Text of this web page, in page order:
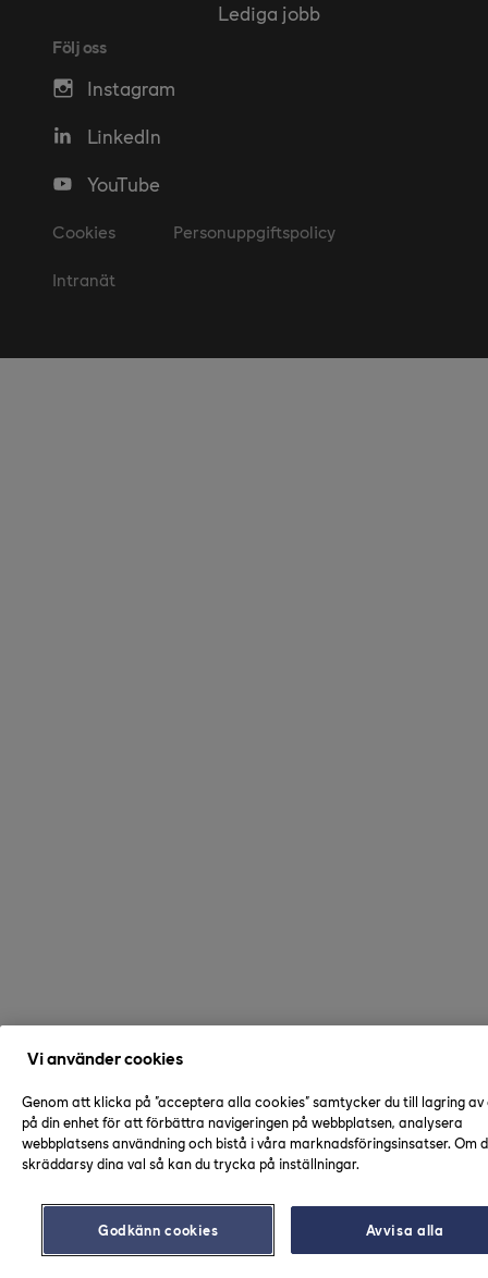
Lediga jobb
Följ oss
Instagram
LinkedIn
YouTube
Cookies Personuppgiftspolicy
Intranät
Vi använder cookies
Genom att klicka på "acceptera alla cookies" samtycker du till lagring av
på din enhet för att förbättra navigeringen på webbplatsen, analysera
webbplatsens användning och bistå i våra marknadsföringsinsatser. Om
skräddarsy dina val så kan du trycka på inställningar.
Godkänn cookies Avvisa alla